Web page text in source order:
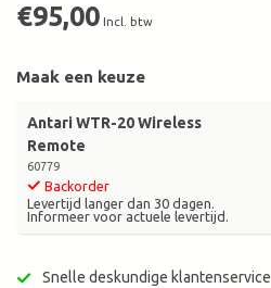
€95,00 Incl. btw
Maak een keuze
Antari WTR-20 Wireless
Remote
60779
Backorder
Levertijd langer dan 30 dagen.
Informeer voor actuele levertijd.
Snelle deskundige klantenservice